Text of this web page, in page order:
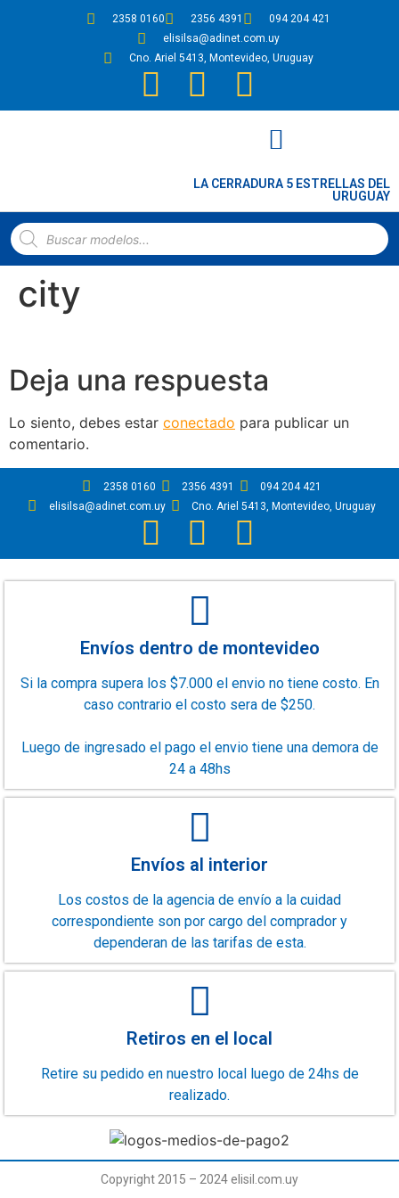
2358 0160 2356 4391
094 204 421
elisilsa@adinet.com.uy
Cno. Ariel 5413, Montevideo, Uruguay
LA CERRADURA 5 ESTRELLAS DEL
URUGUAY
city
Deja una respuesta
Lo siento, debes estar conectado para publicar un
comentario.
2358 0160 2356 4391
094 204 421
elisilsa@adinet.com.uy
Cno. Ariel 5413, Montevideo, Uruguay
Envíos dentro de montevideo
Si la compra supera los $7.000 el envio no tiene costo. En
caso contrario el costo sera de $250.
Luego de ingresado el pago el envio tiene una demora de
24 a 48hs
Envíos al interior
Los costos de la agencia de envío a la cuidad
correspondiente son por cargo del comprador y
dependeran de las tarifas de esta.
Retiros en el local
Retire su pedido en nuestro local luego de 24hs de
realizado.
Copyright 2015 – 2024 elisil.com.uy